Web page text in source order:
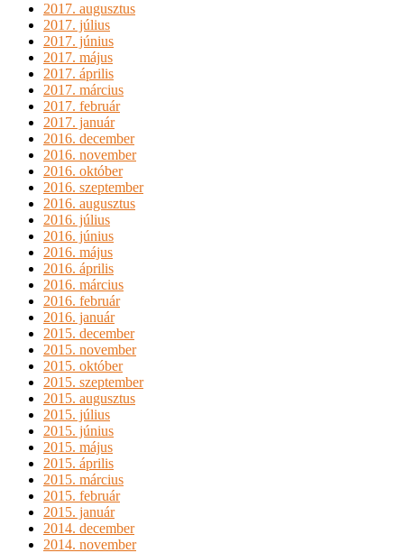
2017. augusztus
2017. július
2017. június
2017. május
2017. április
2017. március
2017. február
2017. január
2016. december
2016. november
2016. október
2016. szeptember
2016. augusztus
2016. július
2016. június
2016. május
2016. április
2016. március
2016. február
2016. január
2015. december
2015. november
2015. október
2015. szeptember
2015. augusztus
2015. július
2015. június
2015. május
2015. április
2015. március
2015. február
2015. január
2014. december
2014. november